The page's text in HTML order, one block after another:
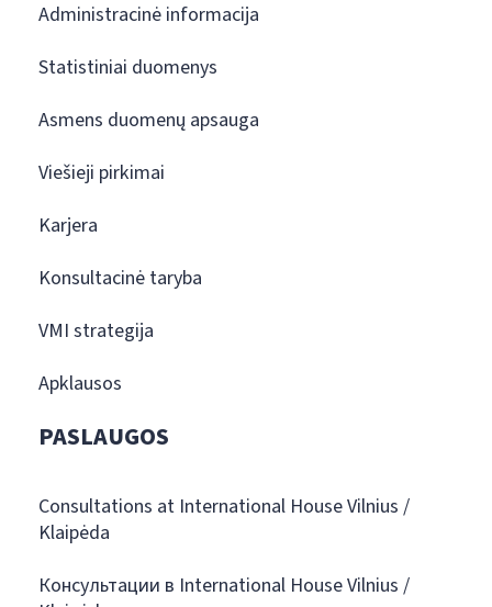
Administracinė informacija
Statistiniai duomenys
Asmens duomenų apsauga
Viešieji pirkimai
Karjera
Konsultacinė taryba
VMI strategija
Apklausos
PASLAUGOS
Consultations at International House Vilnius /
Klaipėda
Консультации в International House Vilnius /